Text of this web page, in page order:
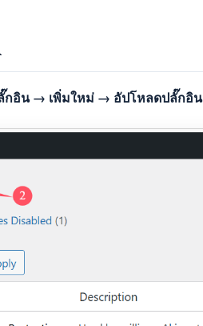
กอิน → เพิ่มใหม่ → อัปโหลดปลั๊กอิน